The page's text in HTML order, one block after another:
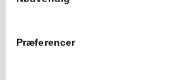
Præferencer